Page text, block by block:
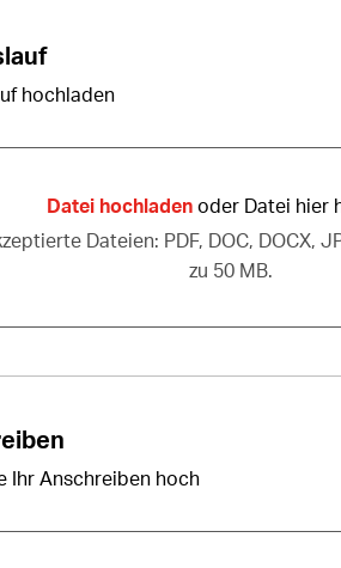
hochladen
Datei hochladen oder Datei hier
hochladen oder Datei hier
Dateien: PDF, DOC, DOCX,
zu 50 MB.
Ihr Anschreiben hoch